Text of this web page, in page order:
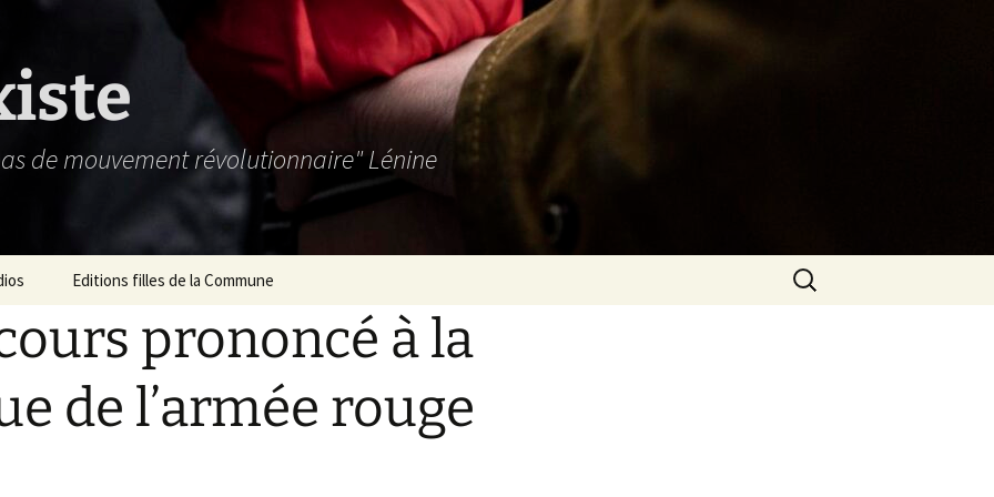
de mouvement révolutionnaire" Lénine
Editions filles de la Commune Rechercher :
prononcé à la
de l’armée rouge